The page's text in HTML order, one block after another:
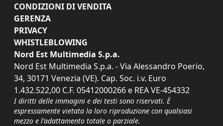
CONDIZIONI DI VENDITA
GERENZA
PRIVACY
WHISTLEBLOWING
Nord Est Multimedia S.p.a.
Nord Est Multimedia S.p.a. - Via Alessandro Poerio,
34, 30171 Venezia (VE). Cap. Soc. i.v. Euro
1.432.522,00 C.F. 05412000266 e REA VE-454332
I diritti delle immagini e dei testi sono riservati. È
espressamente vietata la loro riproduzione con qualsiasi
mezzo e l'adattamento totale o parziale.